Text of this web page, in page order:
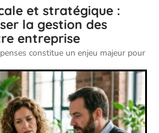
et stratégique :
la gestion des
entreprise
constitue un enjeu majeur pour